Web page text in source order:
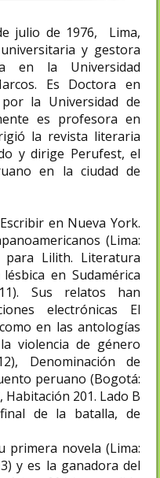
julio de 1976, Lima,
y gestora
en la Universidad
Es Doctora en
la Universidad de
es profesora en
la revista literaria
y dirige Perufest, el
en la ciudad de
en Nueva York.
(Lima:
para Lilith. Literatura
en Sudamérica
Sus relatos han
electrónicas El
en las antologías
violencia de género
Denominación de
peruano (Bogotá:
Habitación 201. Lado B
de la batalla, de
primera novela (Lima:
y es la ganadora del